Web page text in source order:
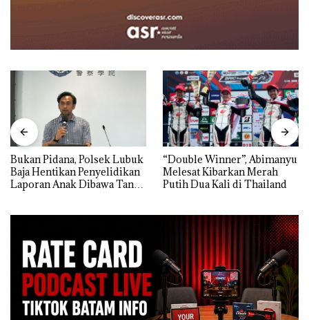
Bukan Pidana, Polsek Lubuk
Baja Hentikan Penyelidikan
Laporan Anak Dibawa Tanpa
“Double Winner”, Abimanyu
Melesat Kibarkan Merah
Putih Dua Kali di Thailand